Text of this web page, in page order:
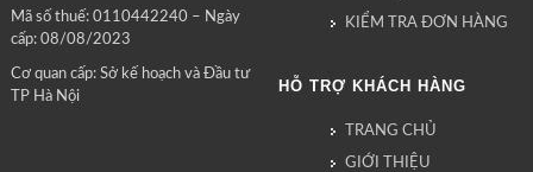
Mã số thuế: 0110442240 – Ngày
cấp: 08/08/2023
Cơ quan cấp: Sở kế hoạch và Đầu tư
TP Hà Nội
KIỂM TRA ĐƠN HÀNG
HỖ TRỢ KHÁCH HÀNG
TRANG CHỦ
GIỚI THIỆU